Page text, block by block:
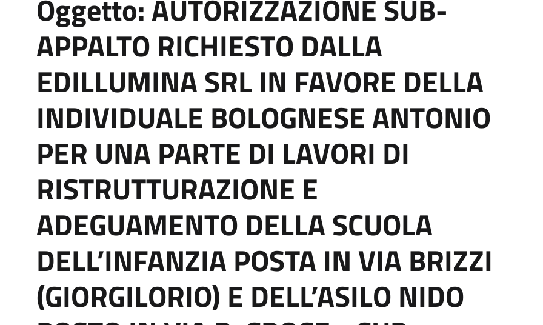
Oggetto: AUTORIZZAZIONE SUB-
APPALTO RICHIESTO DALLA
EDILLUMINA SRL IN FAVORE DELLA
INDIVIDUALE BOLOGNESE ANTONIO
PER UNA PARTE DI LAVORI DI
RISTRUTTURAZIONE E
ADEGUAMENTO DELLA SCUOLA
DELL’INFANZIA POSTA IN VIA BRIZZI
(GIORGILORIO) E DELL’ASILO NIDO